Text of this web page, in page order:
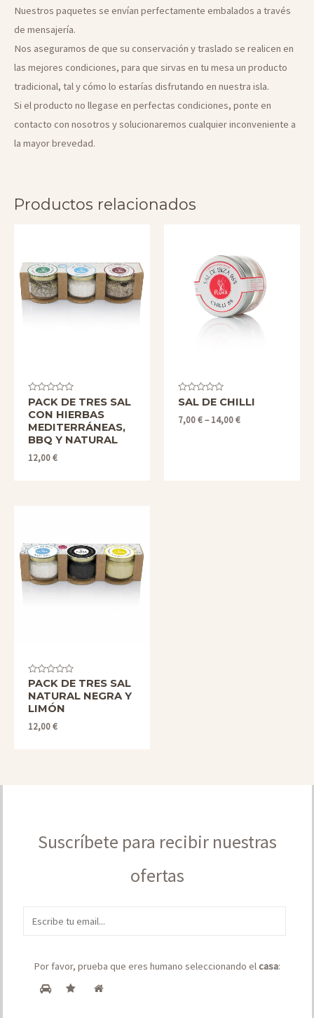
Nuestros paquetes se envían perfectamente embalados a través
de mensajería.
Nos aseguramos de que su conservación y traslado se realicen en
las mejores condiciones, para que sirvas en tu mesa un producto
tradicional, tal y cómo lo estarías disfrutando en nuestra isla.
Si el producto no llegase en perfectas condiciones, ponte en
contacto con nosotros y solucionaremos cualquier inconveniente a
la mayor brevedad.
Productos relacionados
Valorado
con
0
de
5
PACK DE TRES SAL
CON HIERBAS
MEDITERRÁNEAS,
BBQ Y NATURAL
12,00€
Valorado
con
0
de
SAL DE CHILLI
7,00€–14,00€
Valorado
con
0
de
5
PACK DE TRES SAL
NATURAL NEGRA Y
LIMÓN
12,00€
Suscríbete para recibir nuestras
ofertas
Por favor, prueba que eres humano seleccionando elcasa: